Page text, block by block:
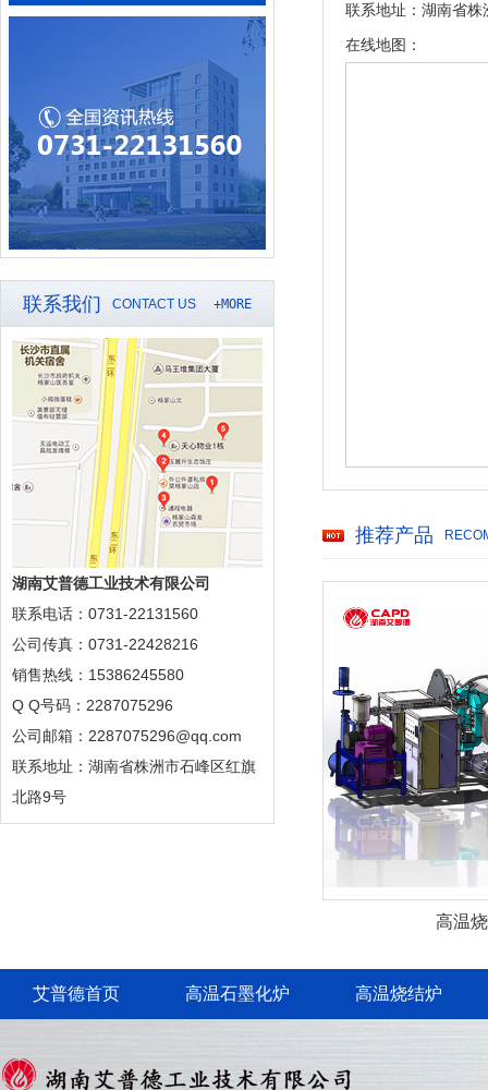
联系我们 CONTACT US +MORE
湖南艾普德工业技术有限公司
联系电话：0731-22131560
公司传真：0731-22428216
销售热线：15386245580
Q Q号码：2287075296
公司邮箱：2287075296@qq.com
联系地址：湖南省株洲市石峰区红旗
北路9号
联系地址：湖南省
在线地图：
推荐产品
高温
艾普德首页 高温石墨化炉 高温烧结炉